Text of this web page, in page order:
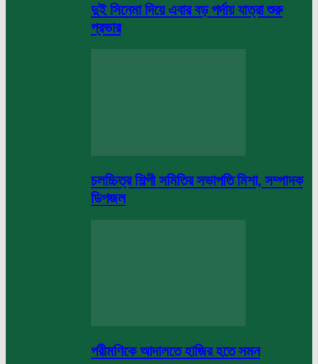
দুই সিনেমা দিয়ে এবার বড় পর্দায় যাত্রা শুরু
প্রভার
চলচ্চিত্র শিল্পী সমিতির সভাপতি মিশা, সম্পাদক
ডিপজল
পরীমণিকে আদালতে হাজির হতে সমন